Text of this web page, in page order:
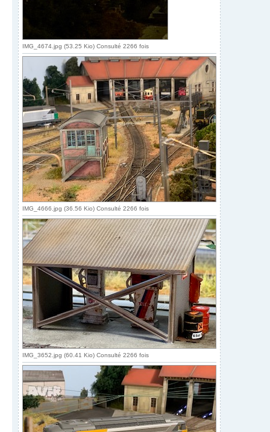
IMG_4674.jpg (53.25 Kio) Consulté 2266 fois
IMG_4666.jpg (36.56 Kio) Consulté 2266 fois
IMG_3652.jpg (60.41 Kio) Consulté 2266 fois